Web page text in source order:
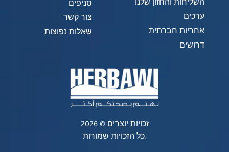
השליחות והחזון שלנו
ערכים
אחריות חברתית
דרושים
סניפים
צור קשר
שאלות נפוצות
זכויות יוצרים © 2026
כל הזכויות שמורות.